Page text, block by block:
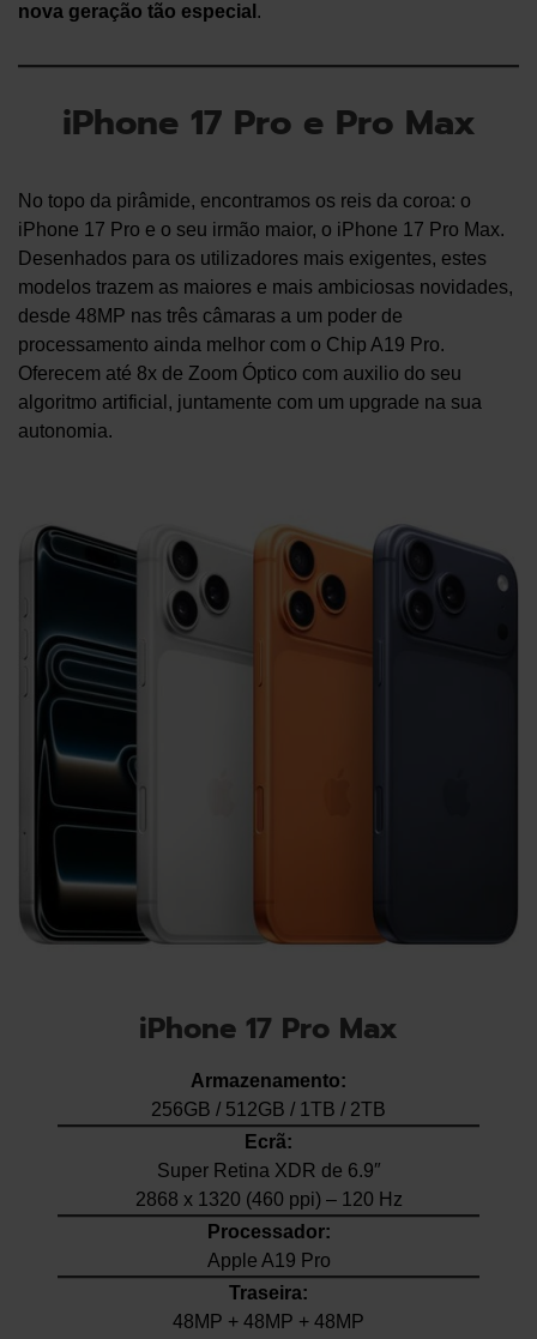
nova geração tão especial .
iPhone 17 Pro e Pro Max
No topo da pirâmide, encontramos os reis da coroa: o
iPhone 17 Pro e o seu irmão maior, o iPhone 17 Pro Max.
Desenhados para os utilizadores mais exigentes, estes
modelos trazem as maiores e mais ambiciosas novidades,
desde 48MP nas três câmaras a um poder de
processamento ainda melhor com o Chip A19 Pro.
Oferecem até 8x de Zoom Óptico com auxilio do seu
algoritmo artificial, juntamente com um upgrade na sua
autonomia.
iPhone 17 Pro Max
Armazenamento:
256GB / 512GB / 1TB / 2TB
Ecrã:
Super Retina XDR de 6.9″
2868 x 1320 (460 ppi) – 120 Hz
Processador:
Apple A19 Pro
Traseira:
48MP + 48MP + 48MP